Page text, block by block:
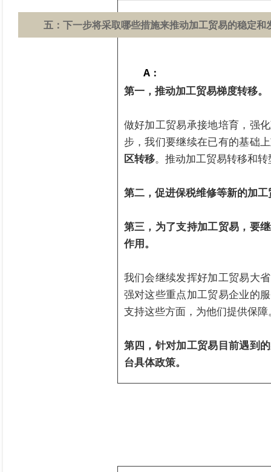
五： 下一步将采取哪些措施来推动加工贸易的稳定和
A：
第一，推动加工贸易梯度转移。
做好加工贸易承接地培育，强
步，我们要继续在已有的基础上
区转移。推动加工贸易转移和
第二，促进保税维修等新的加
第三，为了支持加工贸易，要
作用。
我们会继续发挥好加工贸易大
强对这些重点加工贸易企业的
支持这些方面，为他们提供保障
第四，针对加工贸易目前遇到
台具体政策。